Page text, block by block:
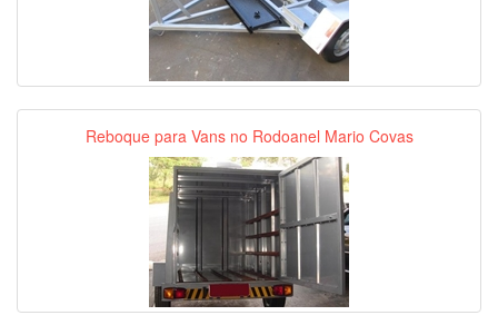
Reboque para Vans no Rodoanel Mario Covas